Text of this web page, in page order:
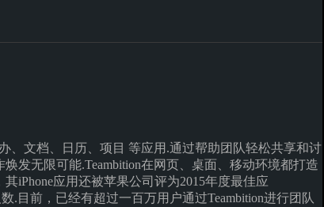
、文档、日历、项目 等应用.通过帮助团队轻松共享和讨
发无限可能.Teambition在网页、桌面、移动环境都打造
iPhone应用还被苹果公司评为2015年度最佳应
.目前，已经有超过一百万用户通过Teambition进行团队